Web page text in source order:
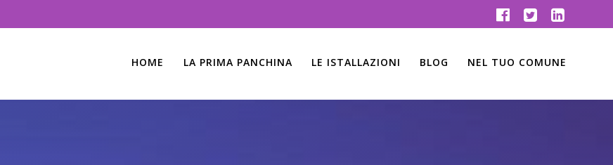
HOME LA PRIMA PANCHINA LE ISTALLAZIONI BLOG NEL TUO COMUNE